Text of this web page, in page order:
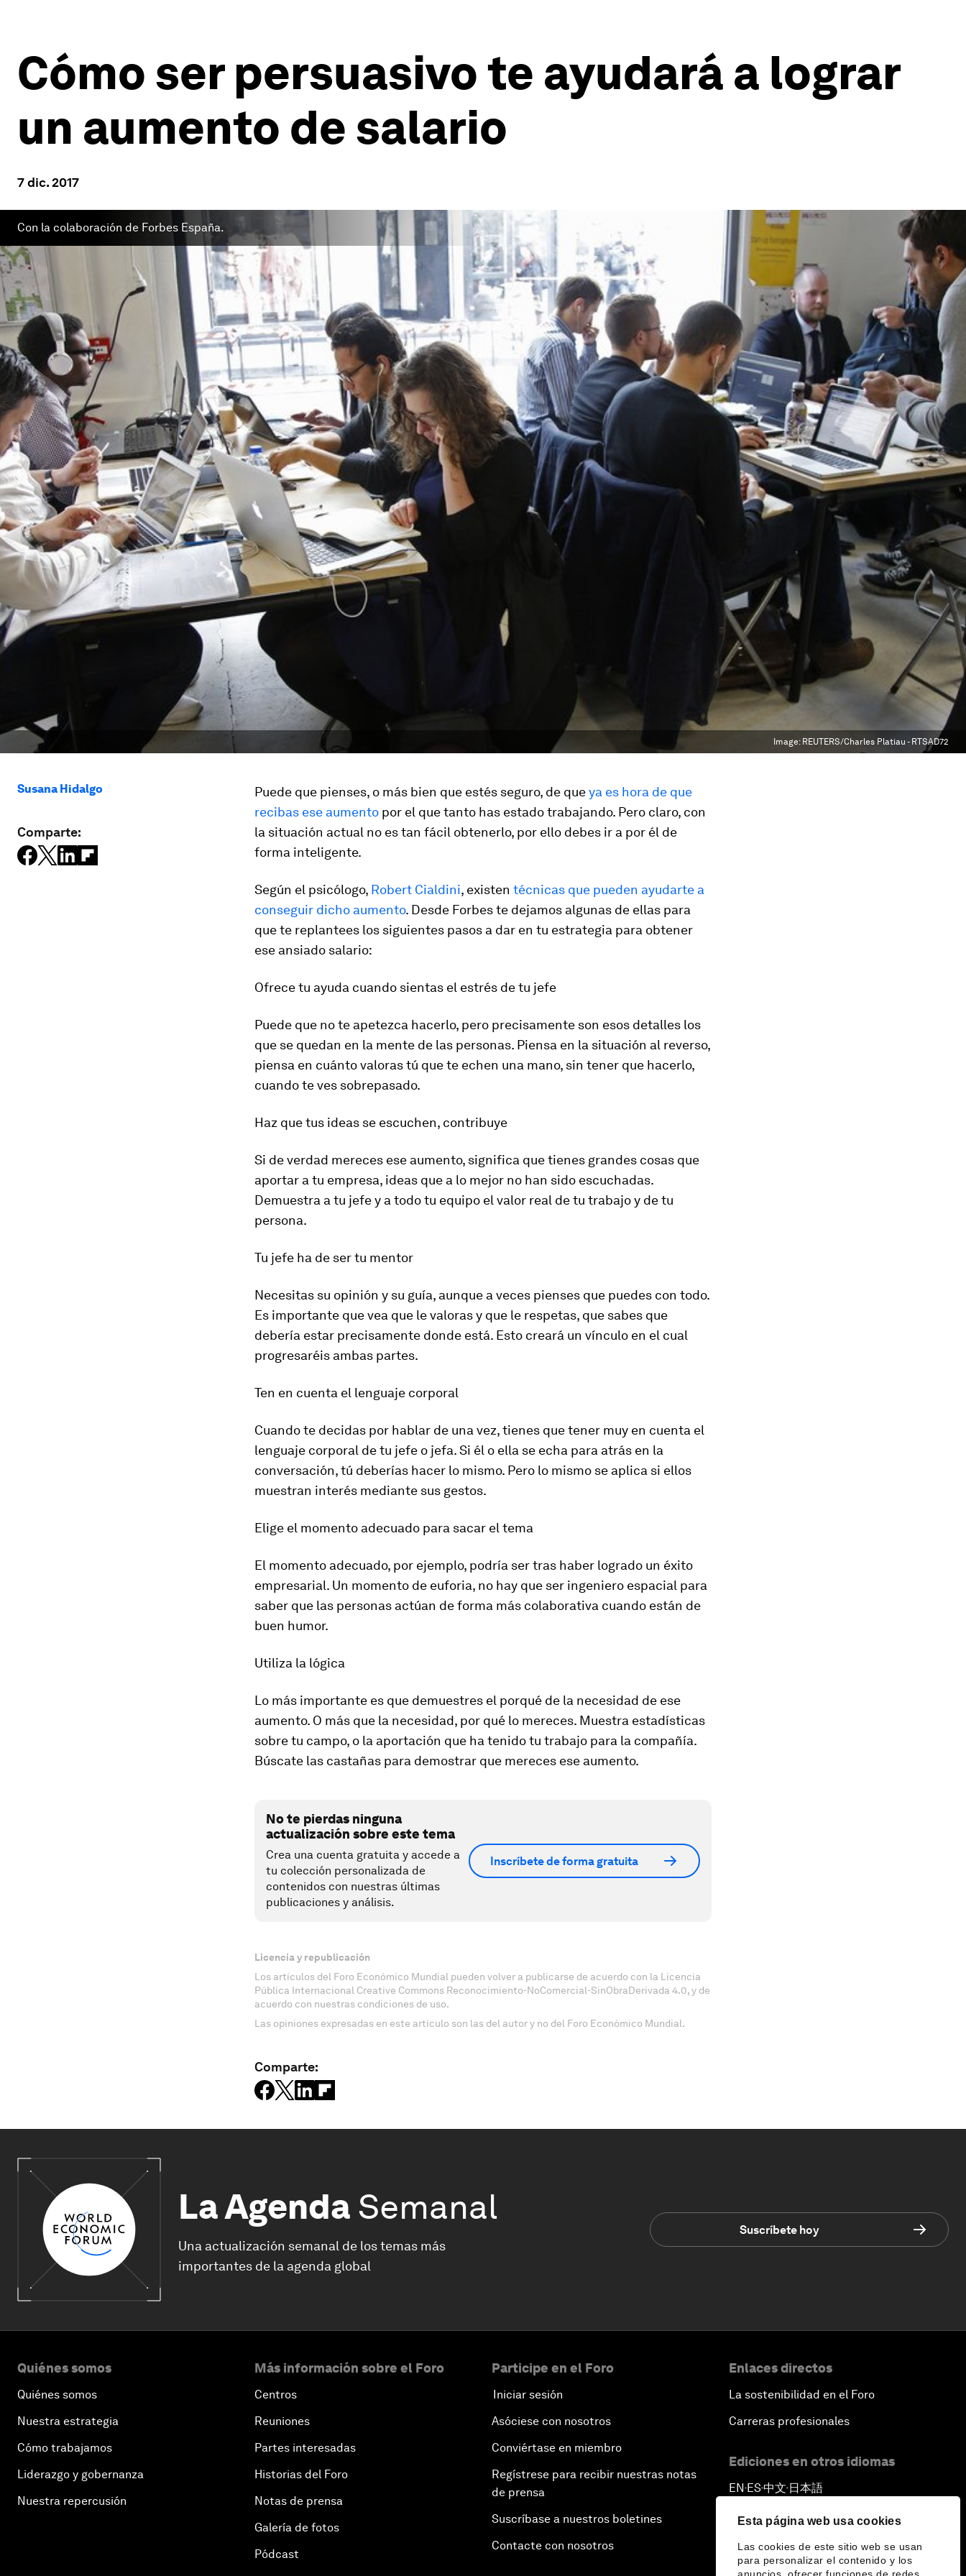
Esta página web usa cookies
Las cookies de este sitio web se usan
para personalizar el contenido y los
Cómo ser persuasivo te ayudará a lograr
un aumento de salario
7 dic. 2017
Con la colaboración de Forbes España.
Image: REUTERS/Charles Platiau - RTSAD72
Susana Hidalgo
Comparte:
Puede que pienses, o más bien que estés seguro, de queya es hora de que
recibas ese aumento por el que tanto has estado trabajando. Pero claro, con
la situación actual no es tan fácil obtenerlo, por ello debes ir a por él de
forma inteligente.
Según el psicólogo, Robert Cialdini, existen técnicas que pueden ayudarte a
conseguir dicho aumento. Desde Forbes te dejamos algunas de ellas para
que te replantees los siguientes pasos a dar en tu estrategia para obtener
ese ansiado salario:
Ofrece tu ayuda cuando sientas el estrés de tu jefe
Puede que no te apetezca hacerlo, pero precisamente son esos detalles los
que se quedan en la mente de las personas. Piensa en la situación al reverso,
piensa en cuánto valoras tú que te echen una mano, sin tener que hacerlo,
cuando te ves sobrepasado.
Haz que tus ideas se escuchen, contribuye
Si de verdad mereces ese aumento, significa que tienes grandes cosas que
aportar a tu empresa, ideas que a lo mejor no han sido escuchadas.
Demuestra a tu jefe y a todo tu equipo el valor real de tu trabajo y de tu
persona.
Tu jefe ha de ser tu mentor
Necesitas su opinión y su guía, aunque a veces pienses que puedes con todo.
Es importante que vea que le valoras y que le respetas, que sabes que
debería estar precisamente donde está. Esto creará un vínculo en el cual
progresaréis ambas partes.
Ten en cuenta el lenguaje corporal
Cuando te decidas por hablar de una vez, tienes que tener muy en cuenta el
lenguaje corporal de tu jefe o jefa. Si él o ella se echa para atrás en la
conversación, tú deberías hacer lo mismo. Pero lo mismo se aplica si ellos
muestran interés mediante sus gestos.
Elige el momento adecuado para sacar el tema
El momento adecuado, por ejemplo, podría ser tras haber logrado un éxito
empresarial. Un momento de euforia, no hay que ser ingeniero espacial para
saber que las personas actúan de forma más colaborativa cuando están de
buen humor.
Utiliza la lógica
Lo más importante es que demuestres el porqué de la necesidad de ese
aumento. O más que la necesidad, por qué lo mereces. Muestra estadísticas
sobre tu campo, o la aportación que ha tenido tu trabajo para la compañía.
Búscate las castañas para demostrar que mereces ese aumento.
No te pierdas ninguna
actualización sobre este tema
Crea una cuenta gratuita y accede a
tu colección personalizada de
contenidos con nuestras últimas
publicaciones y análisis.
Inscríbete de forma gratuita
Licencia y republicación
Los artículos del Foro Económico Mundial pueden volver a publicarse de acuerdo con la Licencia
Pública Internacional Creative Commons Reconocimiento-NoComercial-SinObraDerivada 4.0, y de
acuerdo con nuestras condiciones de uso.
Las opiniones expresadas en este artículo son las del autor y no del Foro Económico Mundial.
Comparte:
La Agenda Semanal
Una actualización semanal de los temas más
importantes de la agenda global
Suscríbete hoy
Quiénes somos
Quiénes somos
Nuestra estrategia
Cómo trabajamos
Liderazgo y gobernanza
Nuestra repercusión
Más información sobre el Foro
Centros
Reuniones
Partes interesadas
Historias del Foro
Notas de prensa
Galería de fotos
Pódcast
Participe en el Foro
Iniciar sesión
Asóciese con nosotros
Conviértase en miembro
Regístrese para recibir nuestras notas
de prensa
Suscríbase a nuestros boletines
Contacte con nosotros
Enlaces directos
La sostenibilidad en el Foro
Carreras profesionales
Ediciones en otros idiomas
EN ▪ES▪中文▪ 日本語